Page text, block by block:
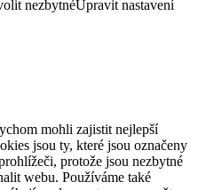
nezbytnéUpravit nastavení
mohli zajistit nejlepší
jsou ty, které jsou označeny
protože jsou nezbytné
webu. Používáme také